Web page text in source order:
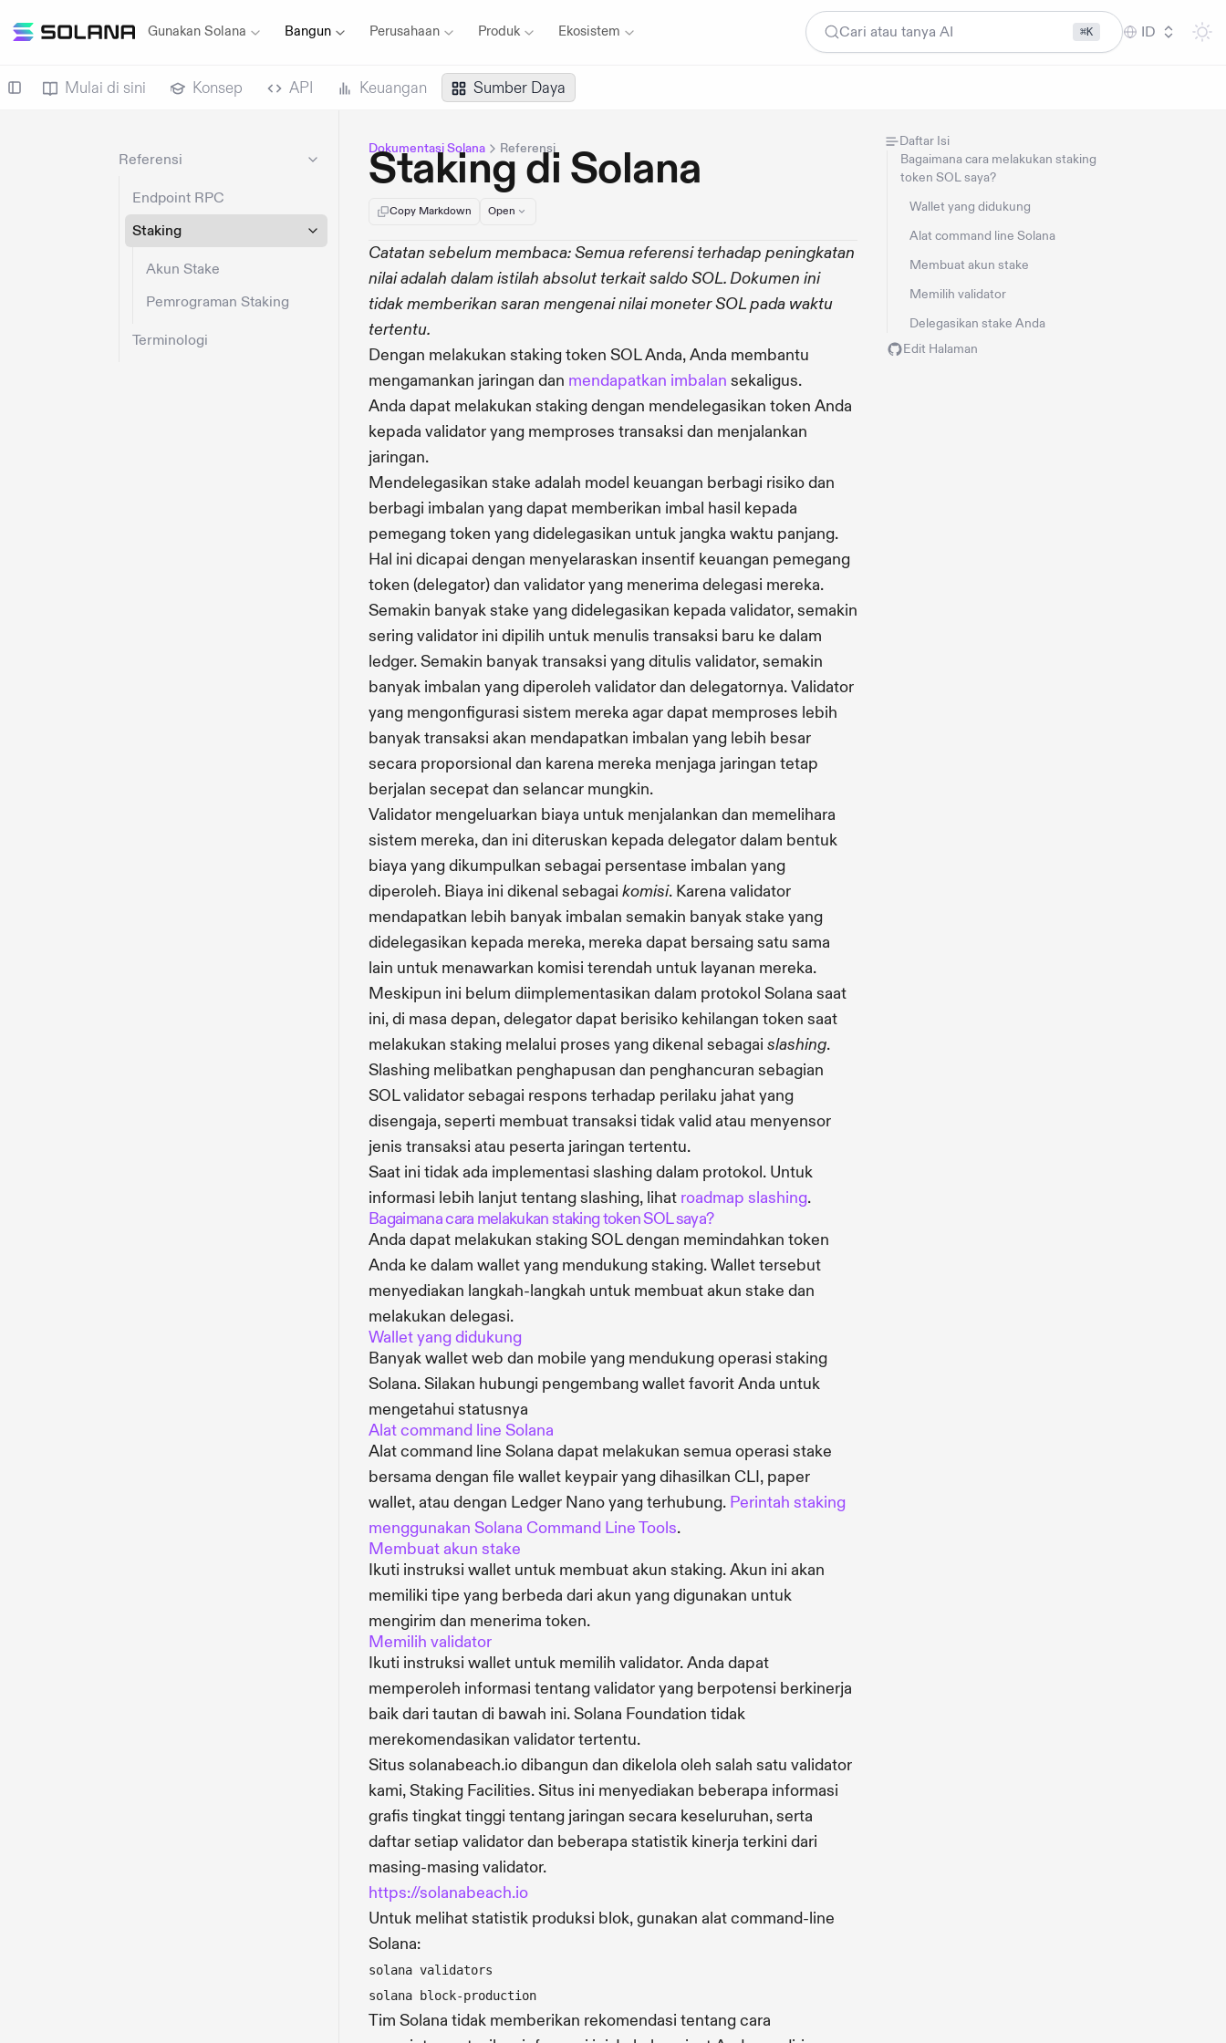
Gunakan Solana Bangun Perusahaan Produk Ekosistem Cari atau tanya AI ⌘K ID
Mulai di sini Konsep API Keuangan Sumber Daya
Referensi
Endpoint RPC
Staking
Akun Stake
Pemrograman Staking
Terminologi
Dokumentasi Solana Referensi
Staking di Solana
Copy Markdown Open
Catatan sebelum membaca: Semua referensi terhadap peningkatan
nilai adalah dalam istilah absolut terkait saldo SOL. Dokumen ini
tidak memberikan saran mengenai nilai moneter SOL pada waktu
tertentu.
Dengan melakukan staking token SOL Anda, Anda membantu
mengamankan jaringan dan mendapatkan imbalan sekaligus.
Anda dapat melakukan staking dengan mendelegasikan token Anda
kepada validator yang memproses transaksi dan menjalankan
jaringan.
Mendelegasikan stake adalah model keuangan berbagi risiko dan
berbagi imbalan yang dapat memberikan imbal hasil kepada
pemegang token yang didelegasikan untuk jangka waktu panjang.
Hal ini dicapai dengan menyelaraskan insentif keuangan pemegang
token (delegator) dan validator yang menerima delegasi mereka.
Semakin banyak stake yang didelegasikan kepada validator, semakin
sering validator ini dipilih untuk menulis transaksi baru ke dalam
ledger. Semakin banyak transaksi yang ditulis validator, semakin
banyak imbalan yang diperoleh validator dan delegatornya. Validator
yang mengonfigurasi sistem mereka agar dapat memproses lebih
banyak transaksi akan mendapatkan imbalan yang lebih besar
secara proporsional dan karena mereka menjaga jaringan tetap
berjalan secepat dan selancar mungkin.
Validator mengeluarkan biaya untuk menjalankan dan memelihara
sistem mereka, dan ini diteruskan kepada delegator dalam bentuk
biaya yang dikumpulkan sebagai persentase imbalan yang
diperoleh. Biaya ini dikenal sebagai komisi. Karena validator
mendapatkan lebih banyak imbalan semakin banyak stake yang
didelegasikan kepada mereka, mereka dapat bersaing satu sama
lain untuk menawarkan komisi terendah untuk layanan mereka.
Meskipun ini belum diimplementasikan dalam protokol Solana saat
ini, di masa depan, delegator dapat berisiko kehilangan token saat
melakukan staking melalui proses yang dikenal sebagai slashing.
Slashing melibatkan penghapusan dan penghancuran sebagian
SOL validator sebagai respons terhadap perilaku jahat yang
disengaja, seperti membuat transaksi tidak valid atau menyensor
jenis transaksi atau peserta jaringan tertentu.
Saat ini tidak ada implementasi slashing dalam protokol. Untuk
informasi lebih lanjut tentang slashing, lihat roadmap slashing.
Bagaimana cara melakukan staking token SOL saya?
Anda dapat melakukan staking SOL dengan memindahkan token
Anda ke dalam wallet yang mendukung staking. Wallet tersebut
menyediakan langkah-langkah untuk membuat akun stake dan
melakukan delegasi.
Wallet yang didukung
Banyak wallet web dan mobile yang mendukung operasi staking
Solana. Silakan hubungi pengembang wallet favorit Anda untuk
mengetahui statusnya
Alat command line Solana
Alat command line Solana dapat melakukan semua operasi stake
bersama dengan file wallet keypair yang dihasilkan CLI, paper
wallet, atau dengan Ledger Nano yang terhubung. Perintah staking
menggunakan Solana Command Line Tools.
Membuat akun stake
Ikuti instruksi wallet untuk membuat akun staking. Akun ini akan
memiliki tipe yang berbeda dari akun yang digunakan untuk
mengirim dan menerima token.
Memilih validator
Ikuti instruksi wallet untuk memilih validator. Anda dapat
memperoleh informasi tentang validator yang berpotensi berkinerja
baik dari tautan di bawah ini. Solana Foundation tidak
merekomendasikan validator tertentu.
Situs solanabeach.io dibangun dan dikelola oleh salah satu validator
kami, Staking Facilities. Situs ini menyediakan beberapa informasi
grafis tingkat tinggi tentang jaringan secara keseluruhan, serta
daftar setiap validator dan beberapa statistik kinerja terkini dari
masing-masing validator.
https://solanabeach.io
Untuk melihat statistik produksi blok, gunakan alat command-line
Solana:
solana validators
solana block-production
Tim Solana tidak memberikan rekomendasi tentang cara
Daftar Isi
Bagaimana cara melakukan staking
token SOL saya?
Wallet yang didukung
Alat command line Solana
Membuat akun stake
Memilih validator
Delegasikan stake Anda
Edit Halaman